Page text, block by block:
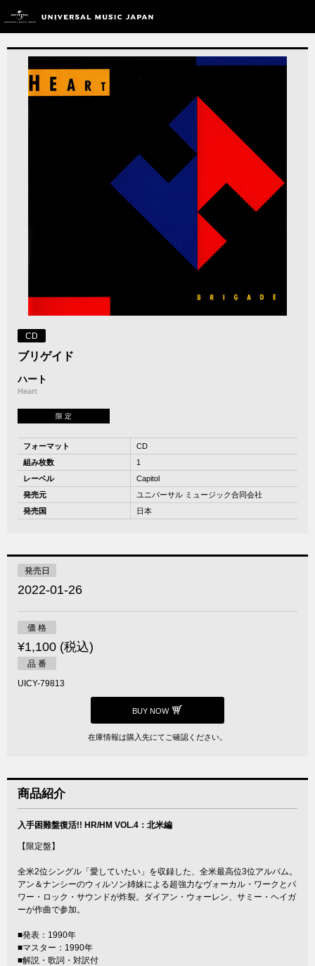
CD
ブリゲイド
ハート
Heart
限 定
フォーマット
CD
組み枚数
1
レーベル
Capitol
発売元
ユニバーサル ミュージック合同会社
発売国
日本
発売日
2022-01-26
価 格
¥1,100 (税込)
品 番
UICY-79813
BUY NOW
在庫情報は購入先にてご確認ください。
商品紹介
入手困難盤復活!! HR/HM VOL.4：北米編
【限定盤】
全米2位シングル「愛していたい」を収録した、全米最高位3位アルバム。
アン＆ナンシーのウィルソン姉妹による超強力なヴォーカル・ワークとパ
ワー・ロック・サウンドが炸裂。ダイアン・ウォーレン、サミー・ヘイガ
ーが作曲で参加。
■発表：1990年
■マスター：1990年
■解説・歌詞・対訳付